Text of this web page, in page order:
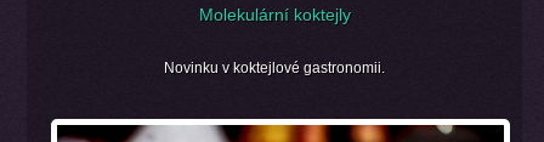
Molekulární koktejly
Novinku v koktejlové gastronomii.